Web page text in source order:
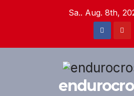
Sa.. Aug. 8th,